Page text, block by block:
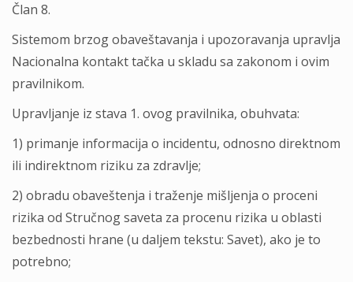
Član 8.
Sistemom brzog obaveštavanja i upozoravanja upravlja
Nacionalna kontakt tačka u skladu sa zakonom i ovim
pravilnikom.
Upravljanje iz stava 1. ovog pravilnika, obuhvata:
1) primanje informacija o incidentu, odnosno direktnom
ili indirektnom riziku za zdravlje;
2) obradu obaveštenja i traženje mišljenja o proceni
rizika od Stručnog saveta za procenu rizika u oblasti
bezbednosti hrane (u daljem tekstu: Savet), ako je to
potrebno;